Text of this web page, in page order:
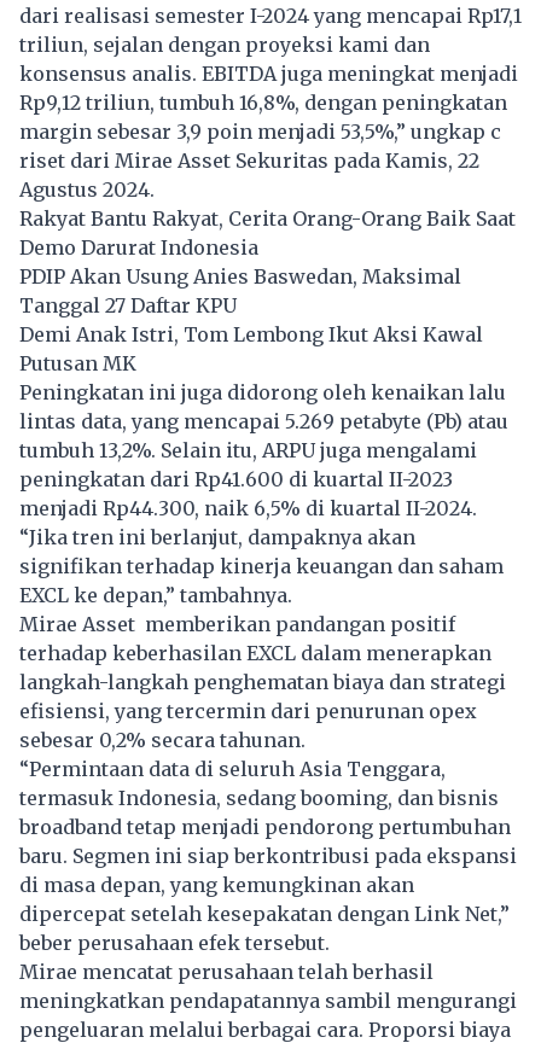
dari realisasi semester I-2024 yang mencapai Rp17,1
triliun, sejalan dengan proyeksi kami dan
konsensus analis. EBITDA juga meningkat menjadi
Rp9,12 triliun, tumbuh 16,8%, dengan peningkatan
margin sebesar 3,9 poin menjadi 53,5%,” ungkap c
riset dari Mirae Asset Sekuritas pada Kamis, 22
Agustus 2024.
Rakyat Bantu Rakyat, Cerita Orang-Orang Baik Saat
Demo Darurat Indonesia
PDIP Akan Usung Anies Baswedan, Maksimal
Tanggal 27 Daftar KPU
Demi Anak Istri, Tom Lembong Ikut Aksi Kawal
Putusan MK
Peningkatan ini juga didorong oleh kenaikan lalu
lintas data, yang mencapai 5.269 petabyte (Pb) atau
tumbuh 13,2%. Selain itu, ARPU juga mengalami
peningkatan dari Rp41.600 di kuartal II-2023
menjadi Rp44.300, naik 6,5% di kuartal II-2024.
“Jika tren ini berlanjut, dampaknya akan
signifikan terhadap kinerja keuangan dan saham
EXCL ke depan,” tambahnya.
Mirae Asset memberikan pandangan positif
terhadap keberhasilan EXCL dalam menerapkan
langkah-langkah penghematan biaya dan strategi
efisiensi, yang tercermin dari penurunan opex
sebesar 0,2% secara tahunan.
“Permintaan data di seluruh Asia Tenggara,
termasuk Indonesia, sedang booming, dan bisnis
broadband tetap menjadi pendorong pertumbuhan
baru. Segmen ini siap berkontribusi pada ekspansi
di masa depan, yang kemungkinan akan
dipercepat setelah kesepakatan dengan Link Net,”
beber perusahaan efek tersebut.
Mirae mencatat perusahaan telah berhasil
meningkatkan pendapatannya sambil mengurangi
pengeluaran melalui berbagai cara. Proporsi biaya